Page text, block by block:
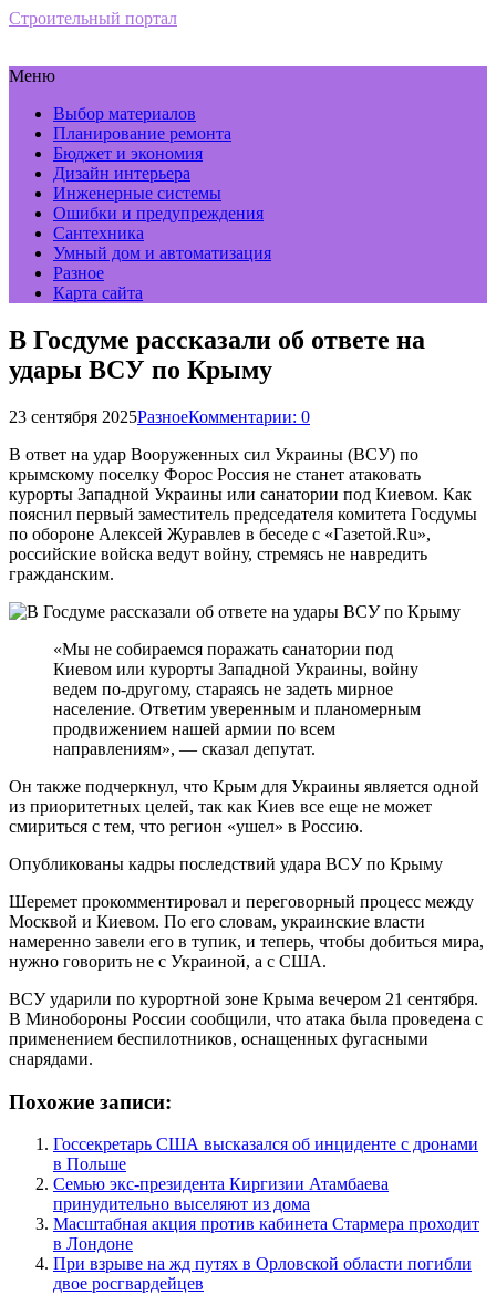
Строительный портал
Меню
Выбор материалов
Планирование ремонта
Бюджет и экономия
Дизайн интерьера
Инженерные системы
Ошибки и предупреждения
Сантехника
Умный дом и автоматизация
Разное
Карта сайта
В Госдуме рассказали об ответе на
удары ВСУ по Крыму
23 сентября 2025РазноеКомментарии: 0
В ответ на удар Вооруженных сил Украины (ВСУ) по
крымскому поселку Форос Россия не станет атаковать
курорты Западной Украины или санатории под Киевом. Как
пояснил первый заместитель председателя комитета Госдумы
по обороне Алексей Журавлев в беседе с «Газетой.Ru»,
российские войска ведут войну, стремясь не навредить
гражданским.
«Мы не собираемся поражать санатории под
Киевом или курорты Западной Украины, войну
ведем по-другому, стараясь не задеть мирное
население. Ответим уверенным и планомерным
продвижением нашей армии по всем
направлениям», — сказал депутат.
Он также подчеркнул, что Крым для Украины является одной
из приоритетных целей, так как Киев все еще не может
смириться с тем, что регион «ушел» в Россию.
Опубликованы кадры последствий удара ВСУ по Крыму
Шеремет прокомментировал и переговорный процесс между
Москвой и Киевом. По его словам, украинские власти
намеренно завели его в тупик, и теперь, чтобы добиться мира,
нужно говорить не с Украиной, а с США.
ВСУ ударили по курортной зоне Крыма вечером 21 сентября.
В Минобороны России сообщили, что атака была проведена с
применением беспилотников, оснащенных фугасными
снарядами.
Похожие записи:
Госсекретарь США высказался об инциденте с дронами
в Польше
Семью экс-президента Киргизии Атамбаева
принудительно выселяют из дома
Масштабная акция против кабинета Стармера проходит
в Лондоне
При взрыве на жд путях в Орловской области погибли
двое росгвардейцев